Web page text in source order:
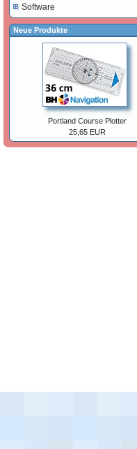
Software
Neue Produkte
Portland Course Plotter
25,65 EUR